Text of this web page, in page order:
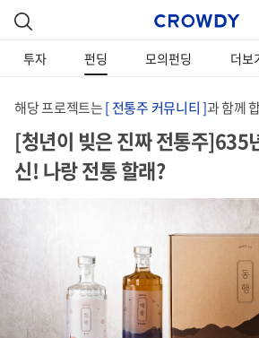
투자 펀딩 모의펀딩 더보
해당 프로젝트는[ 전통주 커뮤니티 ]과 함께
[청년이 빚은 진짜 전통주]635
신! 나랑 전통 할래?